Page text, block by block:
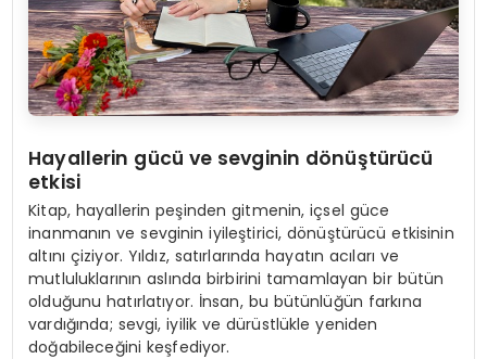
Hayallerin gücü ve sevginin dönüştürücü
etkisi
Kitap, hayallerin peşinden gitmenin, içsel güce
inanmanın ve sevginin iyileştirici, dönüştürücü etkisinin
altını çiziyor. Yıldız, satırlarında hayatın acıları ve
mutluluklarının aslında birbirini tamamlayan bir bütün
olduğunu hatırlatıyor. İnsan, bu bütünlüğün farkına
vardığında; sevgi, iyilik ve dürüstlükle yeniden
doğabileceğini keşfediyor.